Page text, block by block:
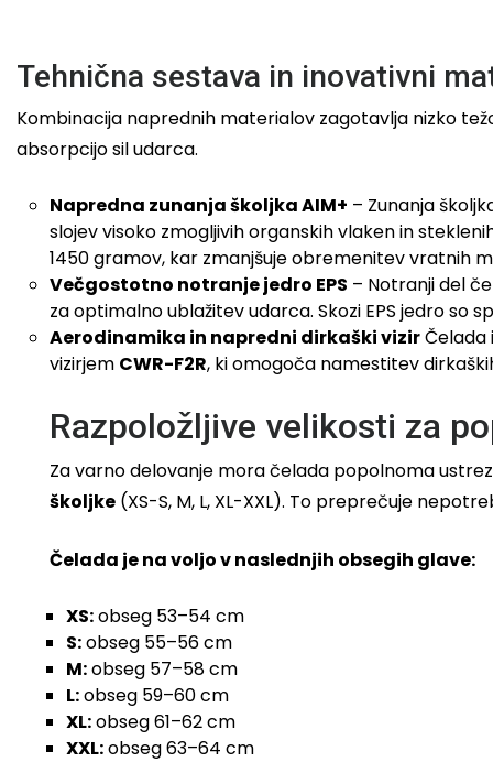
Tehnična sestava in inovativni
Kombinacija naprednih materialov zagotavlja nizko
absorpcijo sil udarca.
Napredna zunanja školjka AIM+ – Zunanja
slojev visoko zmogljivih organskih vlaken in
1450 gramov, kar zmanjšuje obremenitev vratnih
Večgostotno notranje jedro EPS – Notranji del
za optimalno ublažitev udarca. Skozi EPS jedro so
Aerodinamika in napredni dirkaški vizirČelada
vizirjem CWR-F2R, ki omogoča namestitev
Razpoložljive velikosti za
Za varno delovanje mora čelada popolnoma
školjke (XS-S, M, L, XL-XXL). To preprečuje
Čelada je na voljo v naslednjih obsegih glave:
XS:obseg 53–54 cm
S:obseg 55–56 cm
M:obseg 57–58 cm
L:obseg 59–60 cm
XL:obseg 61–62 cm
XXL:obseg 63–64 cm